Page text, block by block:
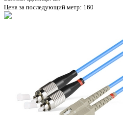
Цена за последующий метр: 160